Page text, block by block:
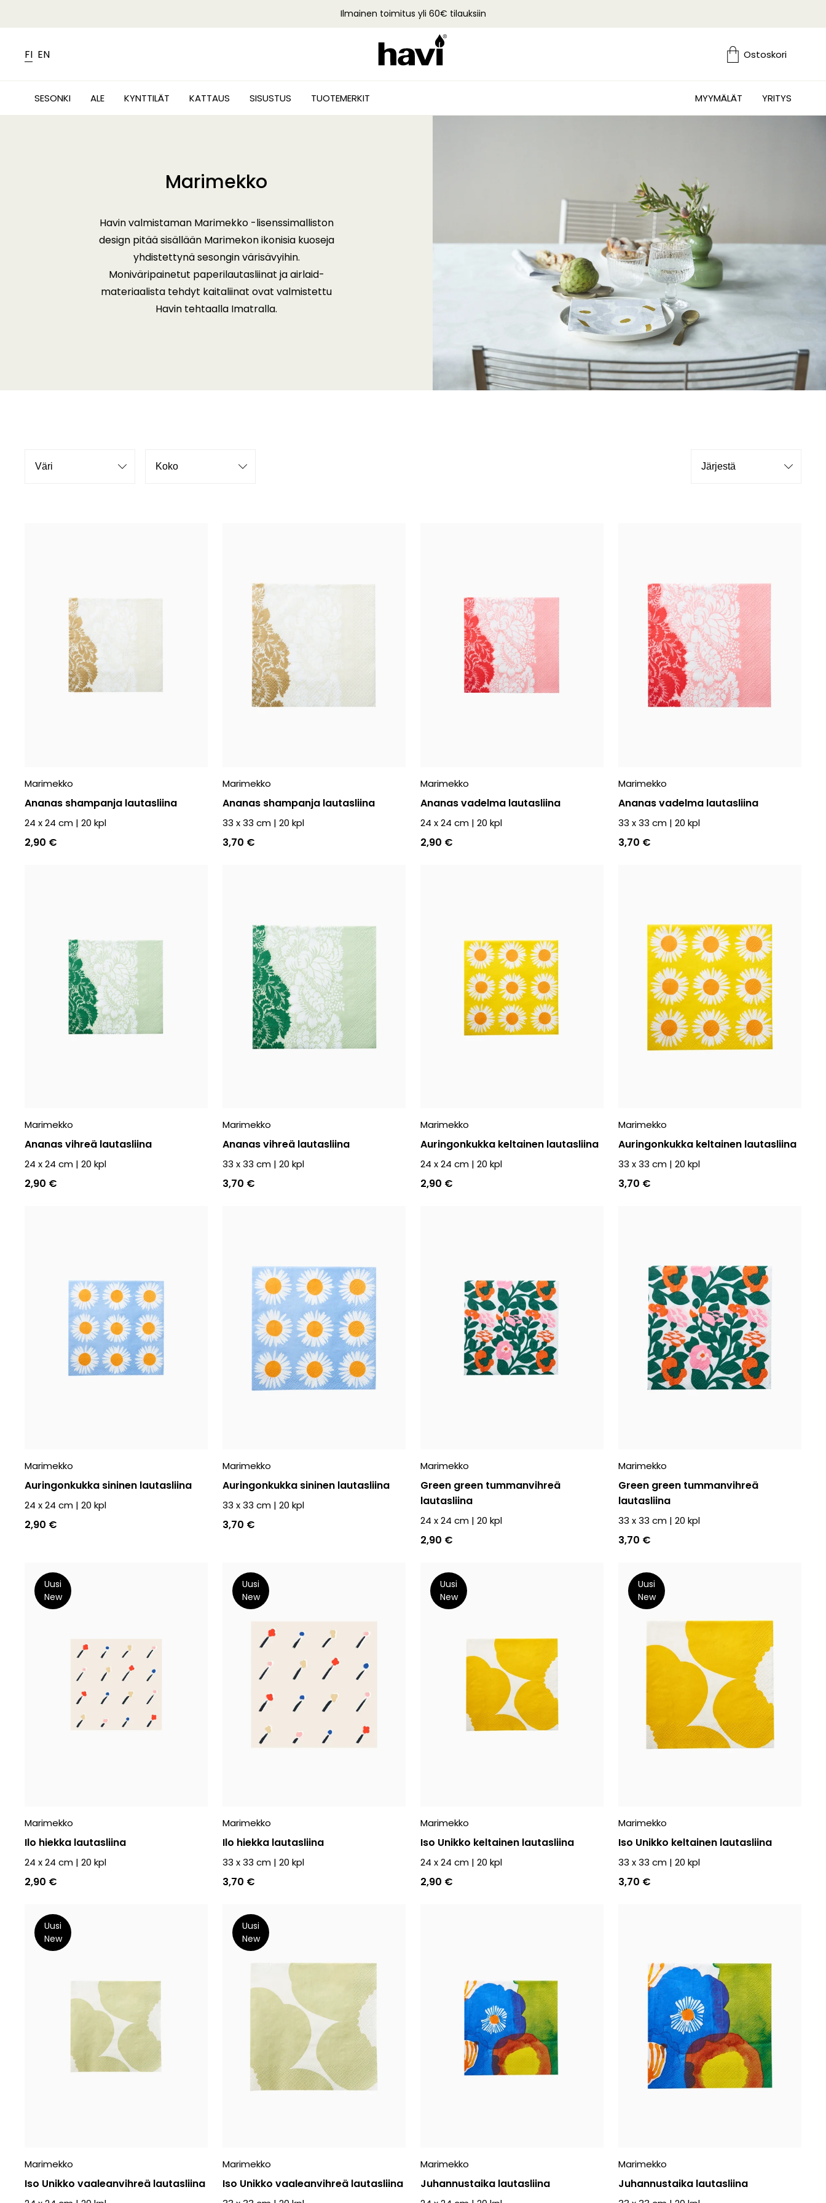
Ilmainen toimitus yli 60€ tilauksiin
FI EN Ostoskori
SESONKI ALE KYNTTILÄT KATTAUS SISUSTUS TUOTEMERKIT MYYMÄLÄT YRITYS
Marimekko
Havin valmistaman Marimekko -lisenssimalliston
design pitää sisällään Marimekon ikonisia kuoseja
yhdistettynä sesongin värisävyihin.
Moniväripainetut paperilautasliinat ja airlaid-
materiaalista tehdyt kaitaliinat ovat valmistettu
Havin tehtaalla Imatralla.
Marimekko
Ananas shampanja lautasliina
24 x 24 cm | 20 kpl
2,90 €
Marimekko
Ananas shampanja lautasliina
33 x 33 cm | 20 kpl
3,70 €
Marimekko
Ananas vadelma lautasliina
24 x 24 cm | 20 kpl
2,90 €
Marimekko
Ananas vadelma lautasliina
33 x 33 cm | 20 kpl
3,70 €
Marimekko
Ananas vihreä lautasliina
24 x 24 cm | 20 kpl
2,90 €
Marimekko
Ananas vihreä lautasliina
33 x 33 cm | 20 kpl
3,70 €
Marimekko
Auringonkukka keltainen lautasliina
24 x 24 cm | 20 kpl
2,90 €
Marimekko
Auringonkukka keltainen lautasliina
33 x 33 cm | 20 kpl
3,70 €
Marimekko
Auringonkukka sininen lautasliina
24 x 24 cm | 20 kpl
2,90 €
Marimekko
Auringonkukka sininen lautasliina
33 x 33 cm | 20 kpl
3,70 €
Marimekko
Green green tummanvihreä
lautasliina
24 x 24 cm | 20 kpl
2,90 €
Marimekko
Green green tummanvihreä
lautasliina
33 x 33 cm | 20 kpl
3,70 €
Uusi
New
Marimekko
Ilo hiekka lautasliina
24 x 24 cm | 20 kpl
2,90 €
Uusi
New
Marimekko
Ilo hiekka lautasliina
33 x 33 cm | 20 kpl
3,70 €
Uusi
New
Marimekko
Iso Unikko keltainen lautasliina
24 x 24 cm | 20 kpl
2,90 €
Uusi
New
Marimekko
Iso Unikko keltainen lautasliina
33 x 33 cm | 20 kpl
3,70 €
Uusi
New
Marimekko
Iso Unikko vaaleanvihreä lautasliina
Uusi
New
Marimekko
Iso Unikko vaaleanvihreä lautasliina
Marimekko
Juhannustaika lautasliina
Marimekko
Juhannustaika lautasliina